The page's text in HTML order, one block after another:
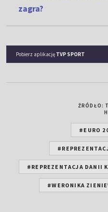
zagra?
Pobierz aplikację TVP SPORT
ŹRÓDŁO:
#EURO
#REPREZENTACJA DANII
#WERONIKA